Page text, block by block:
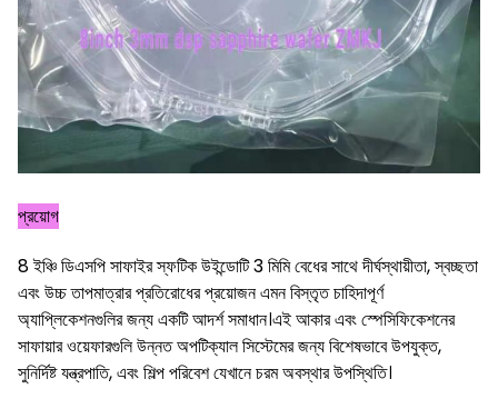
প্রয়োগ
8 ইঞ্চি ডিএসপি সাফাইর স্ফটিক উইন্ডোটি 3 মিমি বেধের সাথে দীর্ঘস্থায়ীতা, স্বচ্ছতা
এবং উচ্চ তাপমাত্রার প্রতিরোধের প্রয়োজন এমন বিস্তৃত চাহিদাপূর্ণ
অ্যাপ্লিকেশনগুলির জন্য একটি আদর্শ সমাধান।এই আকার এবং স্পেসিফিকেশনের
সাফায়ার ওয়েফারগুলি উন্নত অপটিক্যাল সিস্টেমের জন্য বিশেষভাবে উপযুক্ত,
সুনির্দিষ্ট যন্ত্রপাতি, এবং শিল্প পরিবেশ যেখানে চরম অবস্থার উপস্থিতি।